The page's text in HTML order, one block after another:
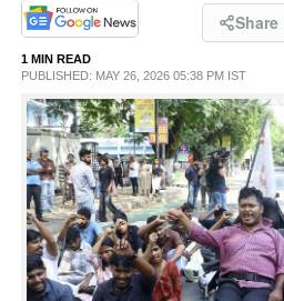
SPIRITUAL
INFO+
ART
ASTRO
CARTOONS
Share
1 MIN READ
PUBLISHED: MAY 26, 2026 05:38 PM IST